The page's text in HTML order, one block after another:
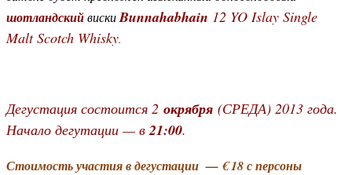
шотландскийвискиBunnahabhain 12 YO Islay Single
Malt Scotch Whisky.
Дегустация состоится 2 окрября (СРЕДА) 2013 года.
Начало дегутации — в21:00.
Стоимость участия в дегустации — € 18 с персоны